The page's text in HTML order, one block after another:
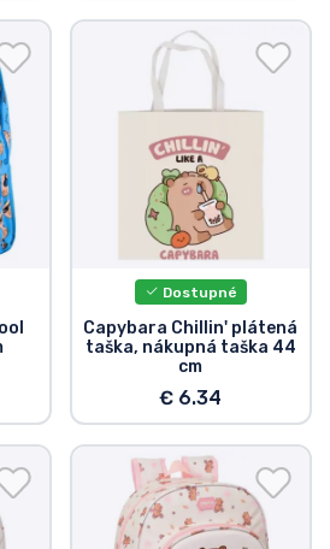
Dostupné
Capybara Chillin' plátená
taška, nákupná taška 44
cm
€ 6.34